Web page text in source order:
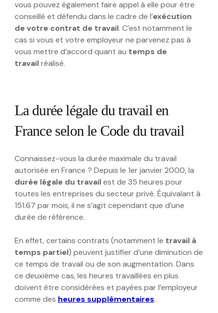
vous pouvez également faire appel à elle pour être
conseillé et défendu dans le cadre de l’exécution
de votre contrat de travail. C’est notamment le
cas si vous et votre employeur ne parvenez pas à
vous mettre d’accord quant au temps de
travailréalisé.
La durée légale du travail en
France selon le Code du travail
Connaissez-vous la durée maximale du travail
autorisée en France ? Depuis le 1er janvier 2000, la
durée légale du travailest de 35 heures pour
toutes les entreprises du secteur privé. Équivalant à
151.67 par mois, il ne s’agit cependant que d’une
durée de référence.
En effet, certains contrats (notamment le travail à
temps partiel) peuvent justifier d’une diminution de
ce temps de travail ou de son augmentation. Dans
ce deuxième cas, les heures travaillées en plus
doivent être considérées et payées par l’employeur
comme des heures supplémentaires.